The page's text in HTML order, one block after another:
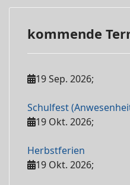
kommende
19 Sep. 2026;
Schulfest
19 Okt. 2026;
Herbstferien
19 Okt. 2026;